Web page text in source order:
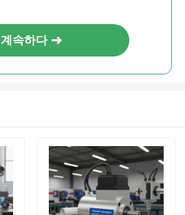
계속하다